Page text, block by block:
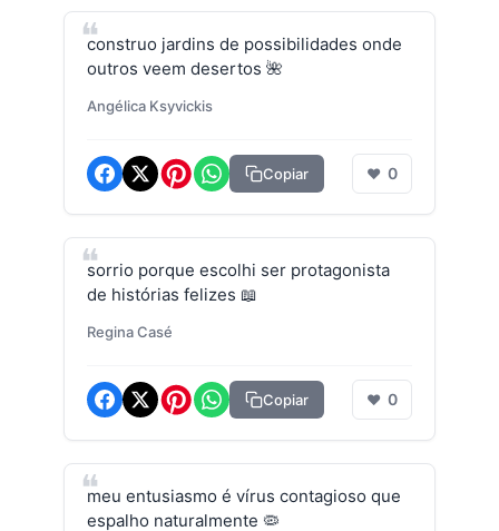
construo jardins de possibilidades onde
outros veem desertos 🌺
Angélica Ksyvickis
Copiar ❤ 0
sorrio porque escolhi ser protagonista
de histórias felizes 📖
Regina Casé
Copiar ❤ 0
meu entusiasmo é vírus contagioso que
espalho naturalmente 🦠